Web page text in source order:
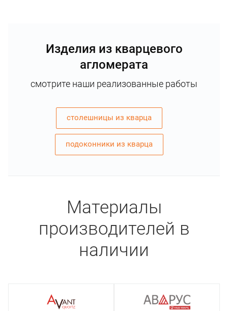
Изделия из кварцевого
агломерата
смотрите наши реализованные работы
столешницы из кварца
подоконники из кварца
Материалы
производителей в
наличии